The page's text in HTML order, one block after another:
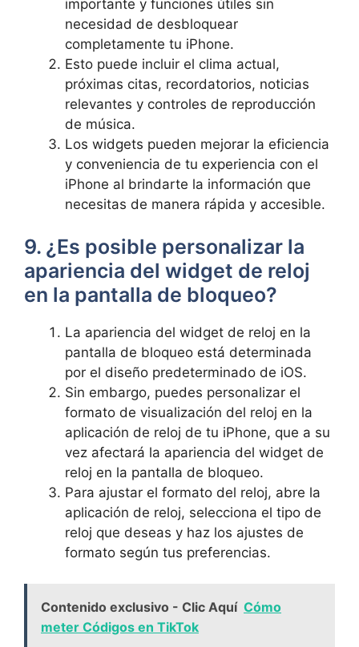
importante y funciones útiles sin
necesidad de desbloquear
completamente ​tu iPhone.
Esto puede incluir el clima ‌actual,
próximas citas,⁣ recordatorios, noticias
‌relevantes⁣ y controles de reproducción
de música.
Los widgets ⁣pueden mejorar la eficiencia
y conveniencia de tu experiencia con el
iPhone al brindarte la información que
necesitas ⁢de manera rápida y‍ accesible.
9. ¿Es posible personalizar la
apariencia del widget ​de reloj
en la pantalla de bloqueo?
La apariencia del widget de reloj en la
pantalla de bloqueo está determinada
por el diseño ⁣predeterminado de iOS.
Sin embargo, ⁣puedes personalizar el
formato ⁤de visualización del reloj ⁤en la
aplicación de‍ reloj de tu‍ iPhone, que a su
vez afectará la apariencia del widget de
reloj en la pantalla de bloqueo.
Para ajustar el formato del reloj, abre la
aplicación de reloj, selecciona‌ el tipo de
reloj que deseas y haz los ajustes de
formato según tus preferencias.
Contenido exclusivo - Clic Aquí Cómo
meter Códigos en TikTok